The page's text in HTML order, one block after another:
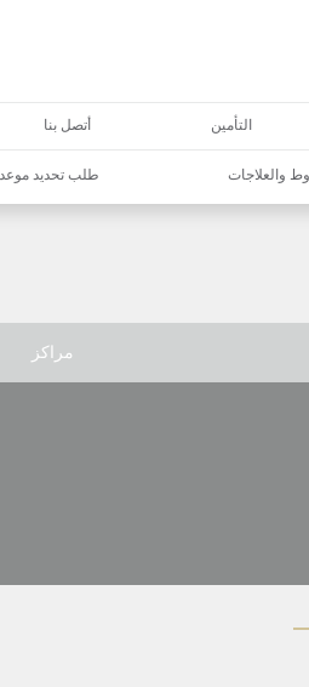
التأمين أتصل بنا
والعلاجات طلب تحديد موعد
مراكز